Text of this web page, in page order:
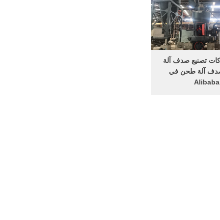
والبحيرات المجمدة
بعقود ومهام محفوفة ...
تصنيع صدف آلة
آلة طحن في
Alibaba